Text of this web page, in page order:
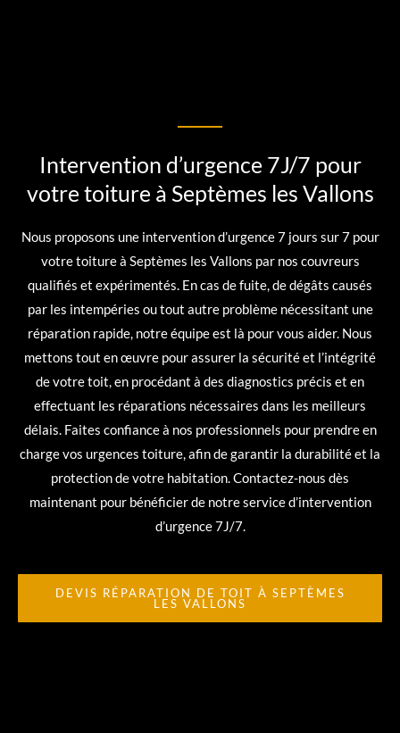
Intervention d’urgence 7J/7 pour
votre toiture à Septèmes les Vallons
Nous proposons une intervention d’urgence 7 jours sur 7 pour
votre toiture à Septèmes les Vallons par nos couvreurs
qualifiés et expérimentés. En cas de fuite, de dégâts causés
par les intempéries ou tout autre problème nécessitant une
réparation rapide, notre équipe est là pour vous aider. Nous
mettons tout en œuvre pour assurer la sécurité et l’intégrité
de votre toit, en procédant à des diagnostics précis et en
effectuant les réparations nécessaires dans les meilleurs
délais. Faites confiance à nos professionnels pour prendre en
charge vos urgences toiture, afin de garantir la durabilité et la
protection de votre habitation. Contactez-nous dès
maintenant pour bénéficier de notre service d’intervention
d’urgence 7J/7.
DEVIS RÉPARATION DE TOIT À SEPTÈMES
LES VALLONS